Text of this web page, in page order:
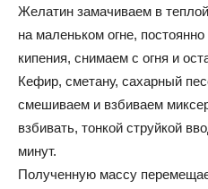
Желатин замачиваем в
на маленьком огне,
кипения, снимаем с огня и
Кефир, сметану, сахарный
смешиваем и взбиваем
взбивать, тонкой струйкой
минут.
Полученную массу